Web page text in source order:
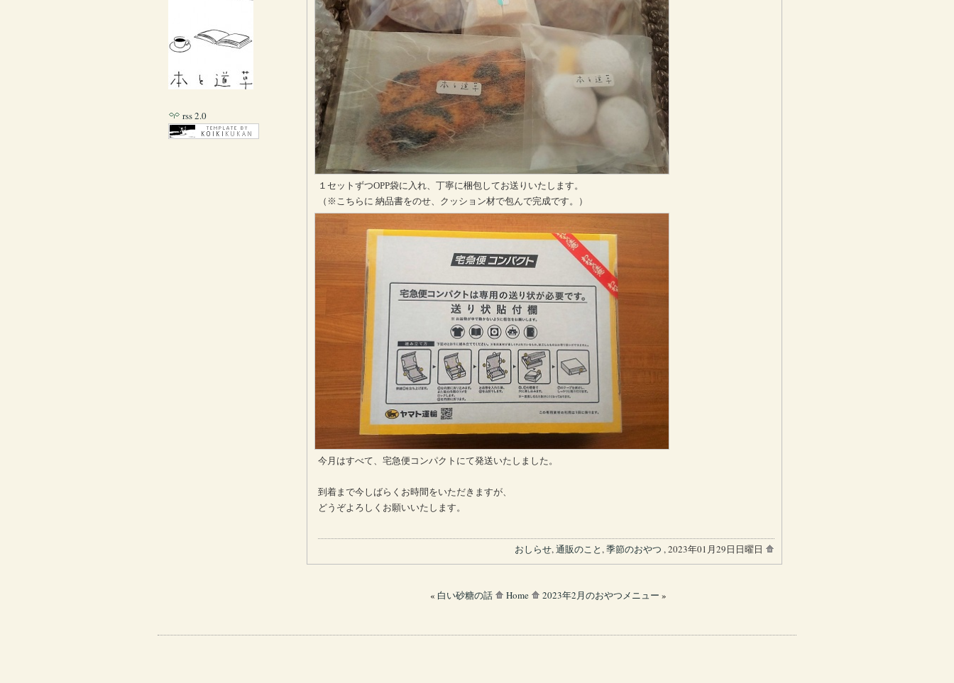
１セットずつOPP袋に入れ、丁寧に梱包してお送りいたします。
（※こちらに 納品書をのせ、クッション材で包んで完成です。）
今月はすべて、宅急便コンパクトにて発送いたしました。
到着まで今しばらくお時間をいただきますが、
どうぞよろしくお願いいたします。
おしらせ,通販のこと,季節のおやつ , 2023年01月29日日曜日
« 白い砂糖の話 Home 2023年2月のおやつメニュー »
rss 2.0